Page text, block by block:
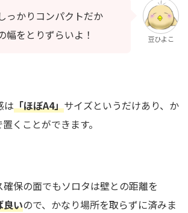
っかりコンパクトだか
幅をとりずらいよ！
豆ひよこ
は「ほぼA4」サイズというだけあり、か
くことができます。
確保の面でもソロタは壁との距離を
良いので、かなり場所を取らずに済みま